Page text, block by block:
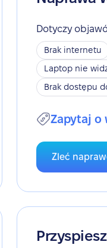
Dotyczy
Brak internetu
Laptop nie
Brak dostępu
Zapytaj o
Zleć